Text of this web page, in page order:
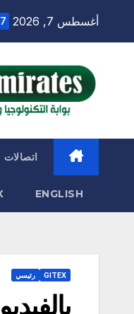
أغسطس 7, 2026
اتصالات
ENGLISH
GITEX رئيسي